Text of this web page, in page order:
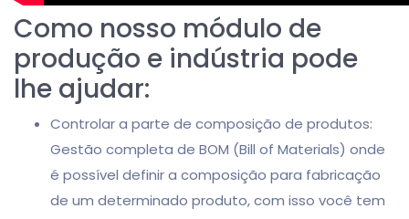
Como nosso módulo de
produção e indústria pode
lhe ajudar:
Controlar a parte de composição de produtos:
Gestão completa de BOM (Bill of Materials) onde
é possível definir a composição para fabricação
de um determinado produto, com isso você tem